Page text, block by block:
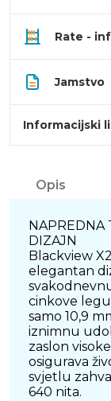
Rate -
Jamstvo
Informacijski
Opis
NAPREDNA
DIZAJN
Blackview
elegantan
cinkove
samo 10,9
iznimnu
zaslon
osigurava
svjetlu
640 nita.